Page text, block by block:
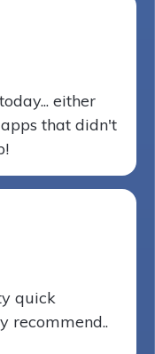
either
that didn't
quick
recommend..